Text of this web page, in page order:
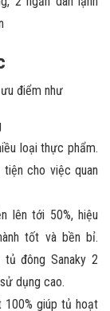
điểm như
loại thực phẩm.
tiện cho việc quan
lên tới 50%, hiệu
tốt và bền bỉ.
tủ đông Sanaky 2
dụng cao.
100% giúp tủ hoạt